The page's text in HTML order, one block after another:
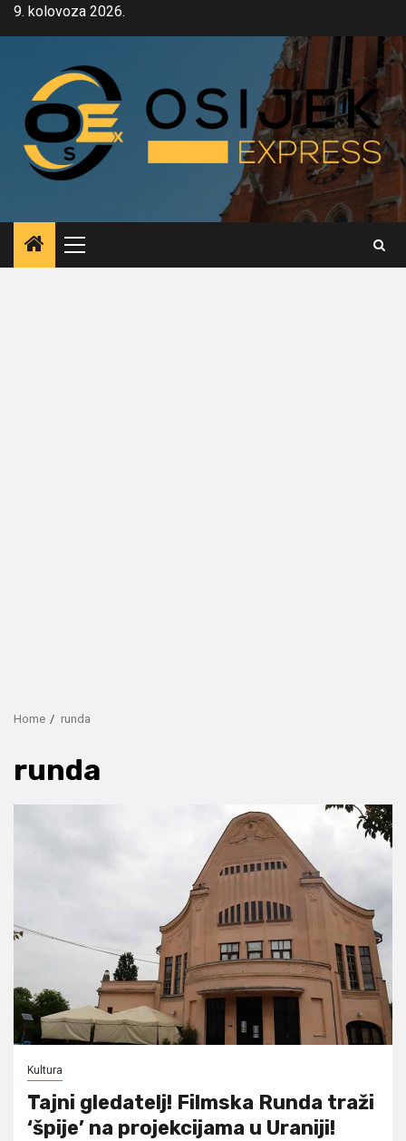
Skip9. kolovoza 2026.
Primary
Menu
Home runda
runda
Kultura
Tajni gledatelj! Filmska Runda traži
‘špije’ na projekcijama u Uraniji!